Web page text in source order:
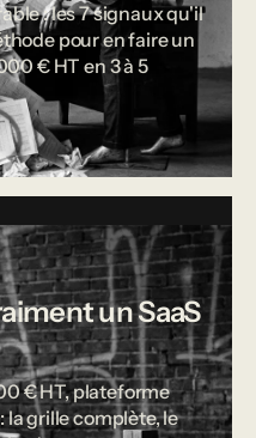
: les 7 signaux qu'il
pour en faire un
€ HT en 3 à 5
un SaaS
€ HT, plateforme
grille complète, le